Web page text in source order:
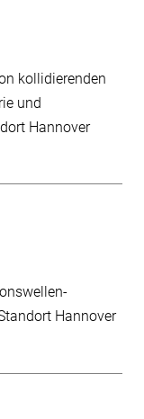
kollidierenden
und
Hannover
Hannover